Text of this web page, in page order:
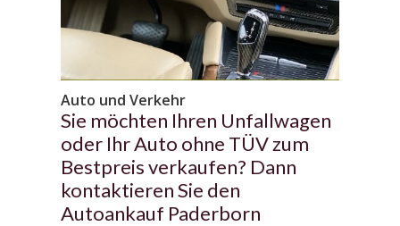
Auto und Verkehr
Sie möchten Ihren Unfallwagen
oder Ihr Auto ohne TÜV zum
Bestpreis verkaufen? Dann
kontaktieren Sie den
Autoankauf Paderborn